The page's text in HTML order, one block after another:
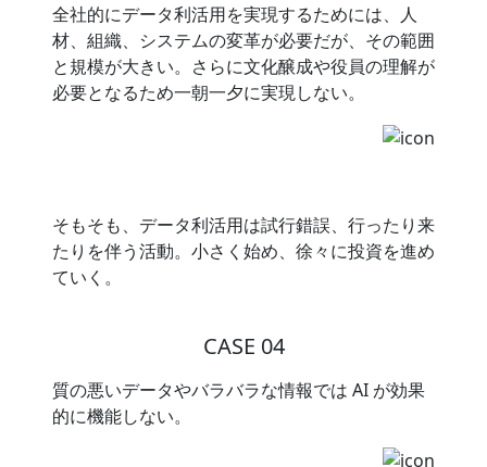
全社的にデータ利活用を実現するためには、人
材、組織、システムの変革が必要だが、その範囲
と規模が大きい。さらに文化醸成や役員の理解が
必要となるため一朝一夕に実現しない。
そもそも、データ利活用は試行錯誤、行ったり来
たりを伴う活動。小さく始め、徐々に投資を進め
ていく。
CASE 04
質の悪いデータやバラバラな情報では AI が効果
的に機能しない。